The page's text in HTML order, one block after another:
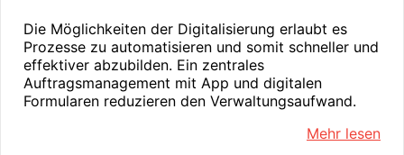
Die Möglichkeiten der Digitalisierung erlaubt es
Prozesse zu automatisieren und somit schneller und
effektiver abzubilden. Ein zentrales
Auftragsmanagement mit App und digitalen
Formularen reduzieren den Verwaltungsaufwand.
Mehr lesen